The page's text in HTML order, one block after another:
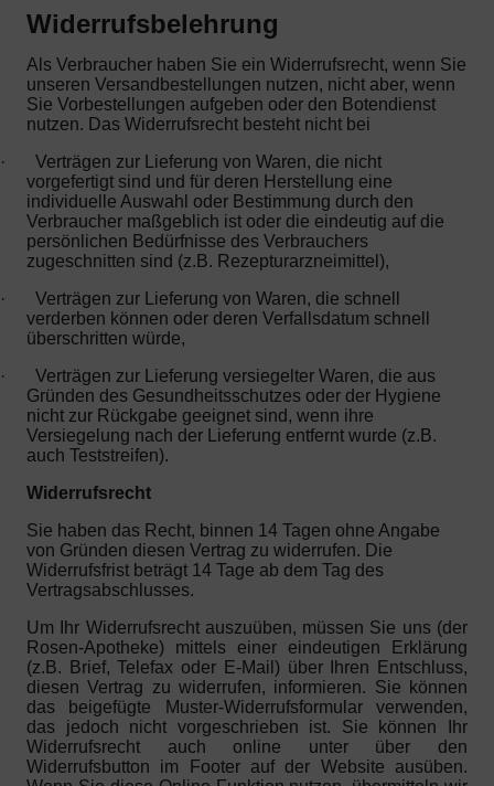
Widerrufsbelehrung
Als Verbraucher haben Sie ein Widerrufsrecht, wenn Sie
unseren Versandbestellungen nutzen, nicht aber, wenn
Sie Vorbestellungen aufgeben oder den Botendienst
nutzen. Das Widerrufsrecht besteht nicht bei
·
Verträgen zur Lieferung von Waren, die nicht
vorgefertigt sind und für deren Herstellung eine
individuelle Auswahl oder Bestimmung durch den
Verbraucher maßgeblich ist oder die eindeutig auf die
persönlichen Bedürfnisse des Verbrauchers
zugeschnitten sind (z.B. Rezepturarzneimittel),
·
Verträgen zur Lieferung von Waren, die schnell
verderben können oder deren Verfallsdatum schnell
überschritten würde,
·
Verträgen zur Lieferung versiegelter Waren, die aus
Gründen des Gesundheitsschutzes oder der Hygiene
nicht zur Rückgabe geeignet sind, wenn ihre
Versiegelung nach der Lieferung entfernt wurde (z.B.
auch Teststreifen).
Widerrufsrecht
Sie haben das Recht, binnen 14 Tagen ohne Angabe
von Gründen diesen Vertrag zu widerrufen. Die
Widerrufsfrist beträgt 14 Tage ab dem Tag des
Vertragsabschlusses.
Um Ihr Widerrufsrecht auszuüben, müssen Sie uns (der
Rosen-Apotheke) mittels einer eindeutigen Erklärung
(z.B. Brief, Telefax oder E-Mail) über Ihren Entschluss,
diesen Vertrag zu widerrufen, informieren. Sie können
das beigefügte Muster-Widerrufsformular verwenden,
das jedoch nicht vorgeschrieben ist. Sie können Ihr
Widerrufsrecht auch online unter über den
Widerrufsbutton im Footer auf der Website ausüben.